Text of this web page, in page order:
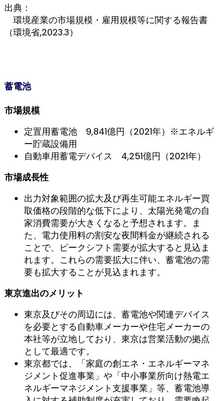
出典：
環境産業の市場規模・雇用規模等に関する報告書
（環境省,2023.3）
蓄電池
市場規模
定置用蓄電池 9,841億円（2021年）※エネルギ
ー貯蔵設備用
自動車用蓄電デバイス 4,251億円（2021年）
市場成長性
出力対象範囲の拡大及び再生可能エネルギー買
取価格の段階的な低下により、太陽光発電の自
家消費需要が大きくなると予想されます。ま
た、電力使用料の割安な夜間料金が継続される
ことで、ピークシフト需要が拡大すると見込ま
れます。これらの需要拡大に伴い、蓄電池の需
要も拡大することが見込まれます。
東京進出のメリット
東京及びその周辺には、蓄電池や関連デバイス
を必要とする自動車メーカーや住宅メーカーの
本社等が立地しており、東京は営業活動の拠点
として最適です。
東京都では、「家庭の創エネ・エネルギーマネ
ジメント促進事業」や「中小事業所向け熱電エ
ネルギーマネジメント支援事業」等、蓄電池導